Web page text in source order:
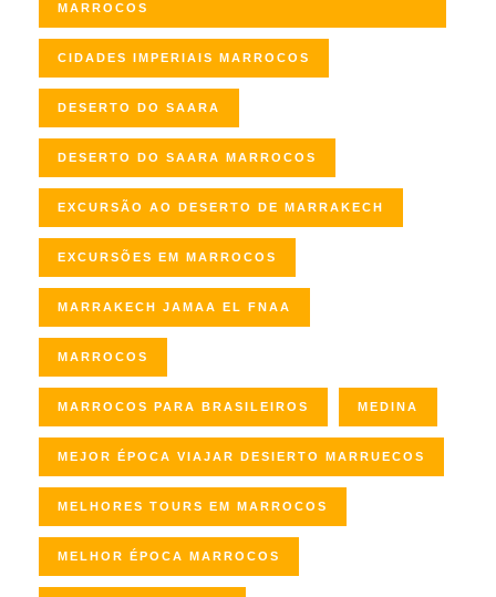
MARROCOS
CIDADES IMPERIAIS MARROCOS
DESERTO DO SAARA
DESERTO DO SAARA MARROCOS
EXCURSÃO AO DESERTO DE MARRAKECH
EXCURSÕES EM MARROCOS
MARRAKECH JAMAA EL FNAA
MARROCOS
MARROCOS PARA BRASILEIROS MEDINA
MEJOR ÉPOCA VIAJAR DESIERTO MARRUECOS
MELHORES TOURS EM MARROCOS
MELHOR ÉPOCA MARROCOS